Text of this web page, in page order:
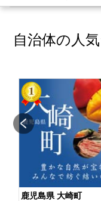
自治体の人
鹿児島県 大崎町